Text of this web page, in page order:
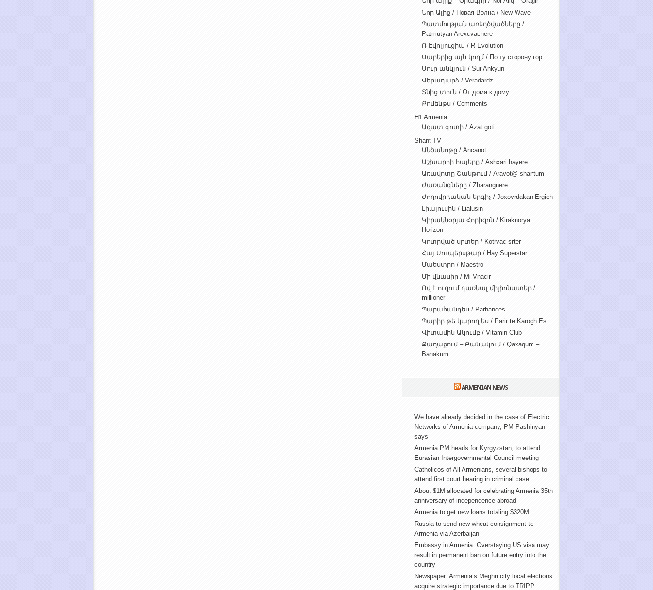
Նոր Ալիք / Новая Волна / New Wave
Պատմության առեղծվածները /
Patmutyan Arexcvacnere
Ռ-Էվոլյուցիա / R-Evolution
Սարերից այն կողմ / По ту сторону гор
Սուր անկյուն / Sur Ankyun
Վերադարձ / Veradardz
Տնից տուն / От дома к дому
Քոմենթս / Comments
H1 Armenia
Ազատ գոտի / Azat goti
Shant TV
Անծանոթը / Ancanot
Աշխարհի հայերը / Ashxari hayere
Առավոտը Շանթում / Aravot@ shantum
Ժառանգները / Zharangnere
Ժողովրդական երգիչ / Joxovrdakan Ergich
Լիալուսին / Lialusin
Կիրակնօրյա Հորիզոն / Kiraknorya
Horizon
Կոտրված սրտեր / Kotrvac srter
Հայ Սուպերսթար / Hay Superstar
Մաեստրո / Maestro
Մի վնասիր / Mi Vnacir
Ով է ուզում դառնալ միլիոնատեր /
millioner
Պարահանդես / Parhandes
Պարիր թե կարող ես / Parir te Karogh Es
Վիտամին Ակումբ / Vitamin Club
Քաղաքում – Բանակում / Qaxaqum –
Banakum
ARMENIAN NEWS
We have already decided in the case of Electric
Networks of Armenia company, PM Pashinyan
says
Armenia PM heads for Kyrgyzstan, to attend
Eurasian Intergovernmental Council meeting
Catholicos of All Armenians, several bishops to
attend first court hearing in criminal case
About $1M allocated for celebrating Armenia 35th
anniversary of independence abroad
Armenia to get new loans totaling $320M
Russia to send new wheat consignment to
Armenia via Azerbaijan
Embassy in Armenia: Overstaying US visa may
result in permanent ban on future entry into the
country
Newspaper: Armenia’s Meghri city local elections
acquire strategic importance due to TRIPP